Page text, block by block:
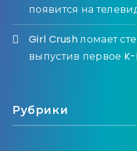
появится на
Girl Crush ломает
выпустив первое
Рубрики